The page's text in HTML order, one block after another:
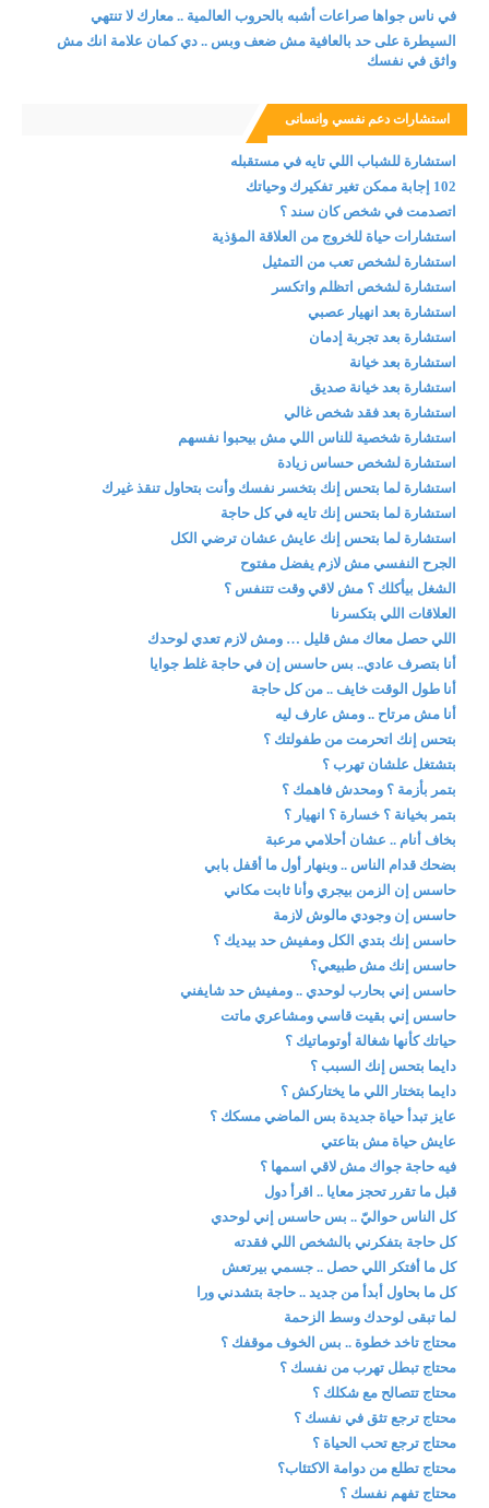
في ناس جواها صراعات أشبه بالحروب العالمية .. معارك لا تنتهي
السيطرة على حد بالعافية مش ضعف وبس .. دي كمان علامة انك مش
واثق في نفسك
استشارات دعم نفسي وانسانى
استشارة للشباب اللي تايه في مستقبله
102 إجابة ممكن تغير تفكيرك وحياتك
اتصدمت في شخص كان سند ؟
استشارات حياة للخروج من العلاقة المؤذية
استشارة لشخص تعب من التمثيل
استشارة لشخص اتظلم واتكسر
استشارة بعد انهيار عصبي
استشارة بعد تجربة إدمان
استشارة بعد خيانة
استشارة بعد خيانة صديق
استشارة بعد فقد شخص غالي
استشارة شخصية للناس اللي مش بيحبوا نفسهم
استشارة لشخص حساس زيادة
استشارة لما بتحس إنك بتخسر نفسك وأنت بتحاول تنقذ غيرك
استشارة لما بتحس إنك تايه في كل حاجة
استشارة لما بتحس إنك عايش عشان ترضي الكل
الجرح النفسي مش لازم يفضل مفتوح
الشغل بيأكلك ؟ مش لاقي وقت تتنفس ؟
العلاقات اللي بتكسرنا
اللي حصل معاك مش قليل … ومش لازم تعدي لوحدك
أنا بتصرف عادي.. بس حاسس إن في حاجة غلط جوايا
أنا طول الوقت خايف .. من كل حاجة
أنا مش مرتاح .. ومش عارف ليه
بتحس إنك اتحرمت من طفولتك ؟
بتشتغل علشان تهرب ؟
بتمر بأزمة ؟ ومحدش فاهمك ؟
بتمر بخيانة ؟ خسارة ؟ انهيار ؟
بخاف أنام .. عشان أحلامي مرعبة
بضحك قدام الناس .. وبنهار أول ما أقفل بابي
حاسس إن الزمن بيجري وأنا ثابت مكاني
حاسس إن وجودي مالوش لازمة
حاسس إنك بتدي الكل ومفيش حد بيديك ؟
حاسس إنك مش طبيعي؟
حاسس إني بحارب لوحدي .. ومفيش حد شايفني
حاسس إني بقيت قاسي ومشاعري ماتت
حياتك كأنها شغالة أوتوماتيك ؟
دايما بتحس إنك السبب ؟
دايما بتختار اللي ما يختاركش ؟
عايز تبدأ حياة جديدة بس الماضي مسكك ؟
عايش حياة مش بتاعتي
فيه حاجة جواك مش لاقي اسمها ؟
قبل ما تقرر تحجز معايا .. اقرأ دول
كل الناس حواليّ .. بس حاسس إني لوحدي
كل حاجة بتفكرني بالشخص اللي فقدته
كل ما أفتكر اللي حصل .. جسمي بيرتعش
كل ما بحاول أبدأ من جديد .. حاجة بتشدني ورا
لما تبقى لوحدك وسط الزحمة
محتاج تاخد خطوة .. بس الخوف موقفك ؟
محتاج تبطل تهرب من نفسك ؟
محتاج تتصالح مع شكلك ؟
محتاج ترجع تثق في نفسك ؟
محتاج ترجع تحب الحياة ؟
محتاج تطلع من دوامة الاكتئاب؟
محتاج تفهم نفسك ؟